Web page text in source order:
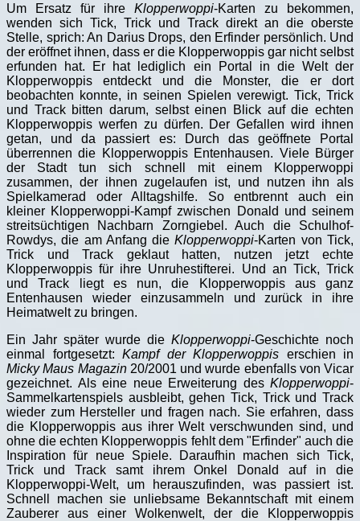
Um Ersatz für ihre Klopperwoppi-Karten zu bekommen,
wenden sich Tick, Trick und Track direkt an die oberste
Stelle, sprich: An Darius Drops, den Erfinder persönlich. Und
der eröffnet ihnen, dass er die Klopperwoppis gar nicht selbst
erfunden hat. Er hat lediglich ein Portal in die Welt der
Klopperwoppis entdeckt und die Monster, die er dort
beobachten konnte, in seinen Spielen verewigt. Tick, Trick
und Track bitten darum, selbst einen Blick auf die echten
Klopperwoppis werfen zu dürfen. Der Gefallen wird ihnen
getan, und da passiert es: Durch das geöffnete Portal
überrennen die Klopperwoppis Entenhausen. Viele Bürger
der Stadt tun sich schnell mit einem Klopperwoppi
zusammen, der ihnen zugelaufen ist, und nutzen ihn als
Spielkamerad oder Alltagshilfe. So entbrennt auch ein
kleiner Klopperwoppi-Kampf zwischen Donald und seinem
streitsüchtigen Nachbarn Zorngiebel. Auch die Schulhof-
Rowdys, die am Anfang dieKlopperwoppi-Karten von Tick,
Trick und Track geklaut hatten, nutzen jetzt echte
Klopperwoppis für ihre Unruhestifterei. Und an Tick, Trick
und Track liegt es nun, die Klopperwoppis aus ganz
Entenhausen wieder einzusammeln und zurück in ihre
Heimatwelt zu bringen.
Ein Jahr später wurde die Klopperwoppi-Geschichte noch
einmal fortgesetzt: Kampf der Klopperwoppis erschien in
Micky Maus Magazin20/2001 und wurde ebenfalls von Vicar
gezeichnet. Als eine neue Erweiterung des Klopperwoppi-
Sammelkartenspiels ausbleibt, gehen Tick, Trick und Track
wieder zum Hersteller und fragen nach. Sie erfahren, dass
die Klopperwoppis aus ihrer Welt verschwunden sind, und
ohne die echten Klopperwoppis fehlt dem "Erfinder" auch die
Inspiration für neue Spiele. Daraufhin machen sich Tick,
Trick und Track samt ihrem Onkel Donald auf in die
Klopperwoppi-Welt, um herauszufinden, was passiert ist.
Schnell machen sie unliebsame Bekanntschaft mit einem
Zauberer aus einer Wolkenwelt, der die Klopperwoppis